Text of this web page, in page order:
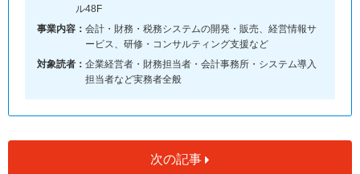
ル48F
事業内容： 会計・財務・税務システムの開発・販売、経営情報サ
ービス、研修・コンサルティング支援など
対象読者： 企業経営者・財務担当者・会計事務所・システム導入
担当者など実務者全般
次の記事